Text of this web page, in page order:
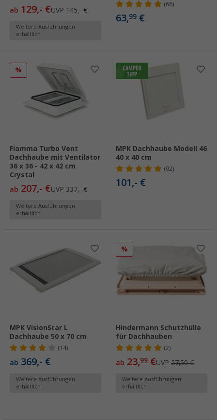
ab 129,- €UVP 145,- €
Weitere Ausführungen
erhältlich
(66)
63,99 €
%
Fiamma Turbo Vent
Dachhaube mit Ventilator
36 x 36 - 42 x 42 cm
Crystal
ab 207,- €UVP 337,- €
Weitere Ausführungen
erhältlich
MPK Dachhaube Modell 46
40 x 40 cm
(92)
101,- €
MPK VisionStar L
Dachhaube 50 x 70 cm
(14)
ab 369,- €
Weitere Ausführungen
erhältlich
%
Hindermann Schutzhülle
für Dachhauben
(2)
ab 23,99 €UVP 27,50 €
Weitere Ausführungen
erhältlich